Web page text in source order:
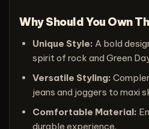
Why Should You Own
Unique Style: A bold
spirit of rock and Green
Versatile Styling:
jeans and joggers to maxi
Comfortable Material:
durable experience.